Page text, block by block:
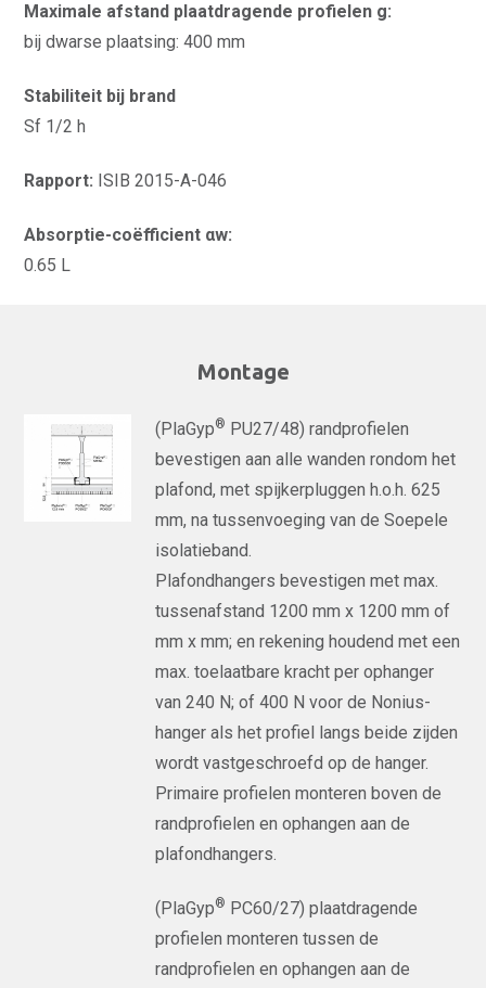
Maximale afstand plaatdragende profielen g:
bij dwarse plaatsing: 400 mm
Stabiliteit bij brand
Sf 1/2 h
Rapport: ISIB 2015-A-046
Absorptie-coëfficient αw:
0.65 L
Montage
(PlaGyp® PU27/48) randprofielen
bevestigen aan alle wanden rondom het
plafond, met spijkerpluggen h.o.h. 625
mm, na tussenvoeging van de Soepele
isolatieband.
Plafondhangers bevestigen met max.
tussenafstand 1200 mm x 1200 mm of
mm x mm; en rekening houdend met een
max. toelaatbare kracht per ophanger
van 240 N; of 400 N voor de Nonius-
hanger als het profiel langs beide zijden
wordt vastgeschroefd op de hanger.
Primaire profielen monteren boven de
randprofielen en ophangen aan de
plafondhangers.
(PlaGyp® PC60/27) plaatdragende
profielen monteren tussen de
randprofielen en ophangen aan de